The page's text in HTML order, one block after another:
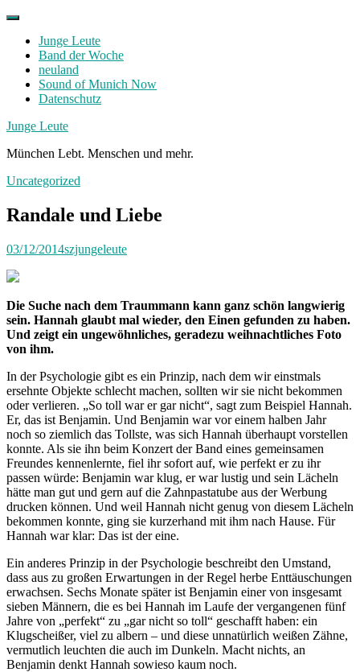
Skip
contentJunge Leute
Band der Woche
neuland
Sound of Munich Now
Datenschutz
Facebook
Twitter
Instagram
Junge Leute
München Lebt. Menschen und mehr.
Uncategorized
Randale und Liebe
03/12/2014szjungeleute
Die Suche nach dem Traummann kann ganz schön langwierig
sein. Hannah glaubt mal wieder, den Einen gefunden zu haben.
Und zeigt ein ungewöhnliches, geradezu weihnachtliches Foto
von ihm.
In der Psychologie gibt es ein Prinzip, nach dem wir einstmals
ersehnte Objekte schlecht machen, sollten wir sie nicht bekommen
oder verlieren. „So toll war er gar nicht“, sagt zum Beispiel Hannah.
Er, das ist Benjamin. Und Benjamin war vor einem halben Jahr
noch so ziemlich das Tollste, was sich Hannah überhaupt vorstellen
konnte. Als sie ihn beim Konzert der Band eines gemeinsamen
Freundes kennenlernte, fiel ihr sofort auf, wie perfekt er zu ihr
passen würde: Benjamin war klug, er war lustig und sein Lächeln
hätte man gut und gern auf die Zahnpastatube aus der Werbung
drucken können. Und weil Hannah nicht genug von diesem Lächeln
bekommen konnte, ging sie kurzerhand mit ihm nach Hause. Für
Hannah war klar: Das ist der eine.
Ein anderes Prinzip in der Psychologie beschreibt den Umstand,
dass aus zu großen Erwartungen in der Regel herbe Enttäuschungen
erwachsen. Sechs Monate später ist Benjamin einer von insgesamt
sieben Männern, die es bei Hannah im Laufe der vergangenen fünf
Jahre von „perfekt“ zu „gar nicht so toll“ geschafft haben: ein
Klugscheißer, viel zu albern – und diese unnatürlich weißen Zähne,
vermutlich leuchten die auch im Dunkeln. Macht nichts, an
Benjamin denkt Hannah sowieso kaum noch.